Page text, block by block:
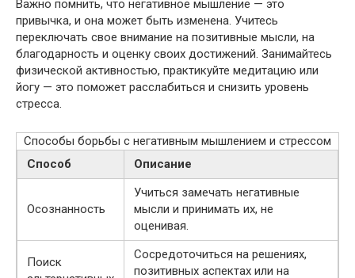
Важно помнить, что негативное мышление — это
привычка, и она может быть изменена. Учитесь
переключать свое внимание на позитивные мысли, на
благодарность и оценку своих достижений. Занимайтесь
физической активностью, практикуйте медитацию или
йогу — это поможет расслабиться и снизить уровень
стресса.
Способы борьбы с негативным мышлением и стрессом
Способ
Описание
Осознанность
Учиться замечать негативные
мысли и принимать их, не
оценивая.
Поиск
Сосредоточиться на решениях,
позитивных аспектах или на